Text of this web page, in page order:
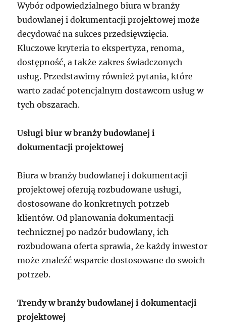
Wybór odpowiedzialnego biura w branży
budowlanej i dokumentacji projektowej może
decydować na sukces przedsięwzięcia.
Kluczowe kryteria to ekspertyza, renoma,
dostępność, a także zakres świadczonych
usług. Przedstawimy również pytania, które
warto zadać potencjalnym dostawcom usług w
tych obszarach.
Usługi biur w branży budowlanej i
dokumentacji projektowej
Biura w branży budowlanej i dokumentacji
projektowej oferują rozbudowane usługi,
dostosowane do konkretnych potrzeb
klientów. Od planowania dokumentacji
technicznej po nadzór budowlany, ich
rozbudowana oferta sprawia, że każdy inwestor
może znaleźć wsparcie dostosowane do swoich
potrzeb.
Trendy w branży budowlanej i dokumentacji
projektowej